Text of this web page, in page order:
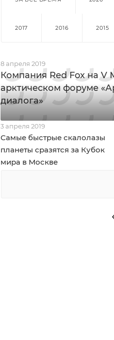
2017 2016 2015
8 апреля 2019
Компания Red Fox на
арктическом форуме
диалога»
3 апреля 2019
Самые быстрые скалолазы
планеты сразятся за Кубок
мира в Москве